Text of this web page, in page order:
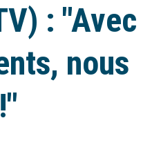
: "Avec
nous